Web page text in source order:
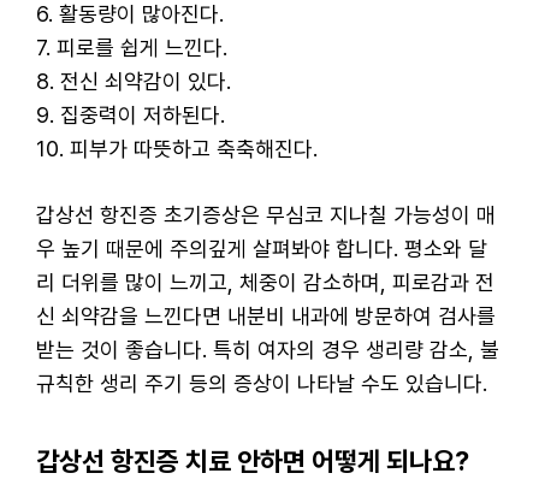
6. 활동량이 많아진다.
7. 피로를 쉽게 느낀다.
8. 전신 쇠약감이 있다.
9. 집중력이 저하된다.
10. 피부가 따뜻하고 축축해진다.
갑상선 항진증 초기증상은 무심코 지나칠 가능성이 매
우 높기 때문에 주의깊게 살펴봐야 합니다. 평소와 달
리 더위를 많이 느끼고, 체중이 감소하며, 피로감과 전
신 쇠약감을 느낀다면 내분비 내과에 방문하여 검사를
받는 것이 좋습니다. 특히 여자의 경우 생리량 감소, 불
규칙한 생리 주기 등의 증상이 나타날 수도 있습니다.
갑상선 항진증 치료 안하면 어떻게 되나요?